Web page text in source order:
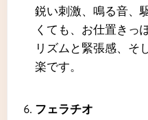
鋭い刺激、鳴る音、
くても、お仕置きっ
リズムと緊張感、そ
楽です。
フェラチオ